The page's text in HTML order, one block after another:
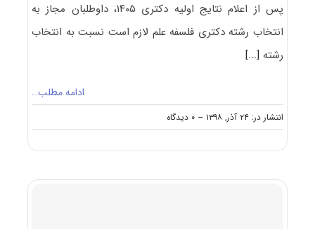
پس از اعلام نتایج اولیه دکتری ۱۴۰۵، داوطلبان مجاز به
انتخاب رشته دکتری فلسفه علم لازم است نسبت به انتخاب
رشته [...]
ادامه مطلب…
انتشار در: ۲۴ آذر, ۱۳۹۸ -- ۰ دیدگاه
on
نکات
دکتری